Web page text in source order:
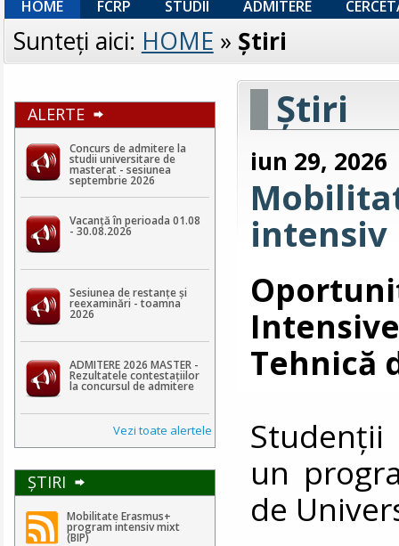
HOME FCRP STUDII ADMITERE
Sunteţi aici: HOME » Ştiri
ALERTE
Concurs de admitere la
studii universitare de
masterat - sesiunea
septembrie 2026
Vacanță în perioada 01.08
- 30.08.2026
Sesiunea de restanțe și
reexaminări - toamna
2026
ADMITERE 2026 MASTER -
Rezultatele contestaţiilor
la concursul de admitere
Vezi toate alertele
ŞTIRI
Mobilitate Erasmus+
program intensiv mixt
(BIP)
Ştiri
iun 29, 2026
intensiv
Tehnică
un
de